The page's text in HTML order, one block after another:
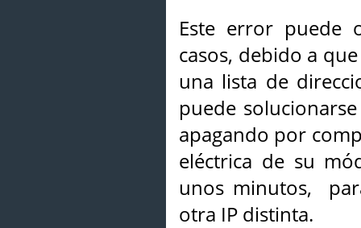
Este error puede
casos, debido a
una lista de
puede
apagando por
eléctrica de su
unos minutos,
otra IP distinta.